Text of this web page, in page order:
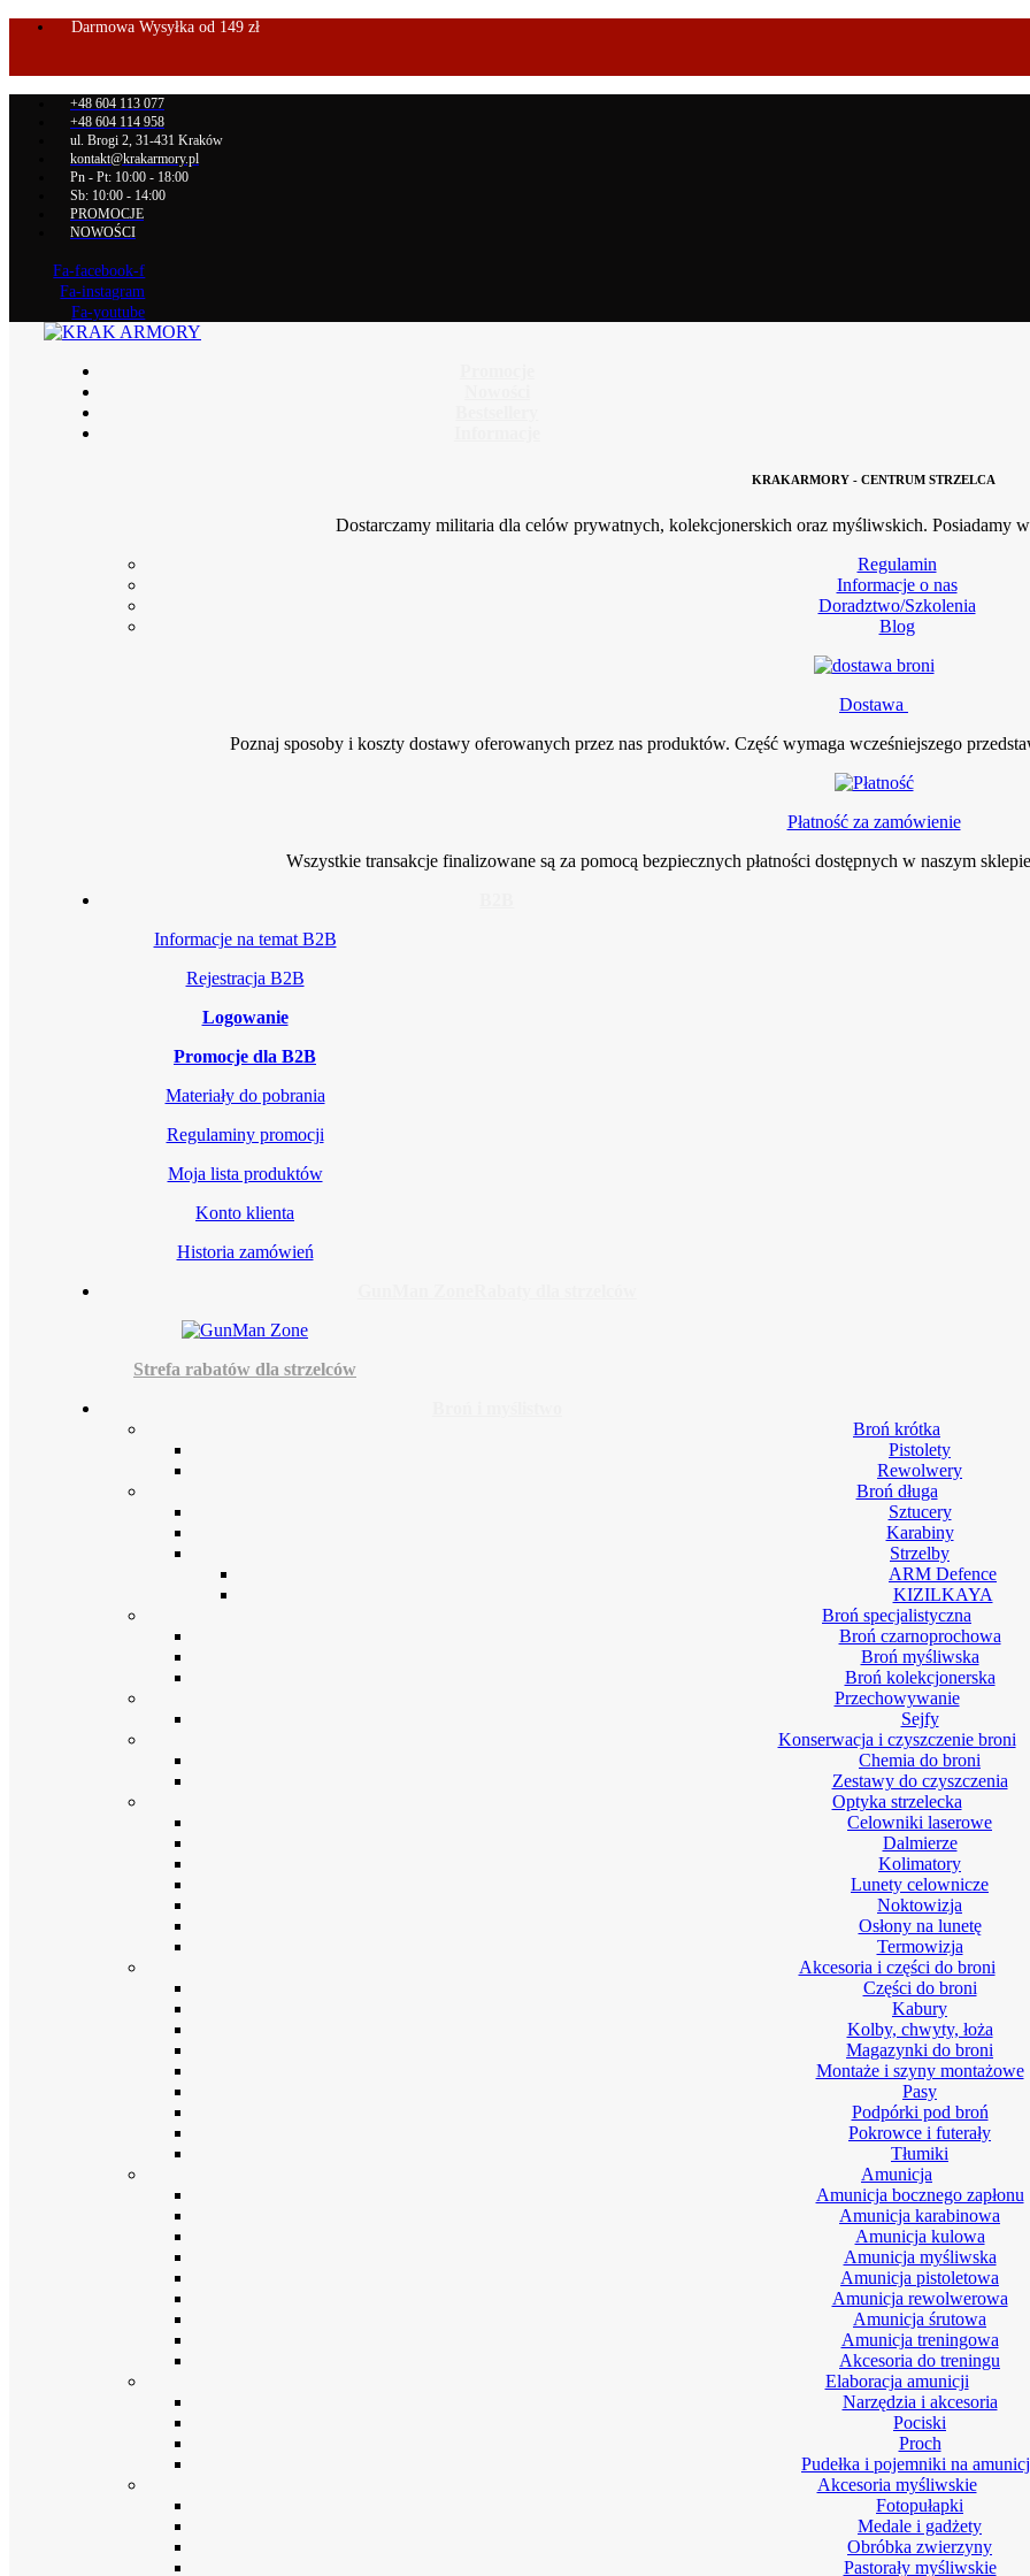
Darmowa Wysyłka od 149 zł
+48 604 113 077
+48 604 114 958
ul. Brogi 2, 31-431 Kraków
kontakt@krakarmory.pl
Pn - Pt: 10:00 - 18:00
Sb: 10:00 - 14:00
PROMOCJE
NOWOŚCI
Fa-facebook-f
Fa-instagram
Fa-youtube
KRAKARMORY - CENTRUM STRZELCA
Dostarczamy militaria dla celów prywatnych, kolekcjonerskich oraz myśliwskich. Posiadamy
Regulamin
Informacje o nas
Doradztwo/Szkolenia
Blog
Dostawa
Poznaj sposoby i koszty dostawy oferowanych przez nas produktów. Część wymaga wcześniejszego
Płatność za zamówienie
Wszystkie transakcje finalizowane są za pomocą bezpiecznych płatności dostępnych w naszym
Informacje na temat B2B
Rejestracja B2B
Logowanie
Promocje dla B2B
Materiały do pobrania
Regulaminy promocji
Moja lista produktów
Konto klienta
Historia zamówień
Strefa rabatów dla strzelców
Broń krótka
Pistolety
Rewolwery
Broń długa
Sztucery
Karabiny
Strzelby
ARM Defence
KIZILKAYA
Broń specjalistyczna
Broń czarnoprochowa
Broń myśliwska
Broń kolekcjonerska
Przechowywanie
Sejfy
Konserwacja i czyszczenie broni
Chemia do broni
Zestawy do czyszczenia
Optyka strzelecka
Celowniki laserowe
Dalmierze
Kolimatory
Lunety celownicze
Noktowizja
Osłony na lunetę
Termowizja
Akcesoria i części do broni
Części do broni
Kabury
Kolby, chwyty, łoża
Magazynki do broni
Montaże i szyny montażowe
Pasy
Podpórki pod broń
Pokrowce i futerały
Tłumiki
Amunicja
Amunicja bocznego zapłonu
Amunicja karabinowa
Amunicja kulowa
Amunicja myśliwska
Amunicja pistoletowa
Amunicja rewolwerowa
Amunicja śrutowa
Amunicja treningowa
Akcesoria do treningu
Elaboracja amunicji
Narzędzia i akcesoria
Pociski
Proch
Pudełka i pojemniki na
Akcesoria myśliwskie
Fotopułapki
Medale i gadżety
Obróbka zwierzyny
Pastorały myśliwskie